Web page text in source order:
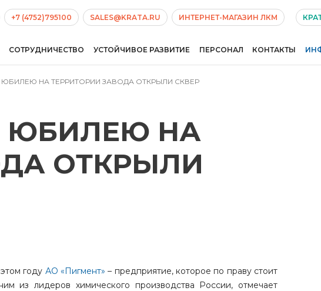
+7 (4752)795100 SALES@KRATA.RU ИНТЕРНЕТ-МАГАЗИН ЛКМ
СОТРУДНИЧЕСТВО УСТОЙЧИВОЕ РАЗВИТИЕ ПЕРСОНАЛ КОНТАКТЫ
К ЮБИЛЕЮ НА ТЕРРИТОРИИ ЗАВОДА ОТКРЫЛИ СКВЕР
ЮБИЛЕЮ НА
ОТКРЫЛИ
году АО «Пигмент» – предприятие, которое по праву стоит
из лидеров химического производства России, отмечает